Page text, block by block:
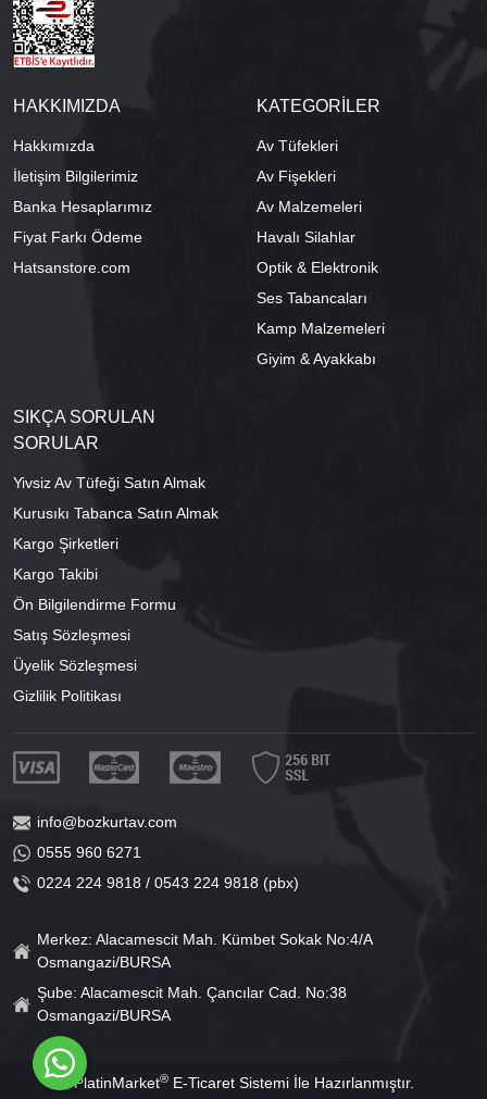
HAKKIMIZDA
Hakkımızda
İletişim Bilgilerimiz
Banka Hesaplarımız
Fiyat Farkı Ödeme
Hatsanstore.com
KATEGORİLER
Av Tüfekleri
Av Fişekleri
Av Malzemeleri
Havalı Silahlar
Optik & Elektronik
Ses Tabancaları
Kamp Malzemeleri
Giyim & Ayakkabı
SIKÇA SORULAN
SORULAR
Yivsiz Av Tüfeği Satın Almak
Kurusıkı Tabanca Satın Almak
Kargo Şirketleri
Kargo Takibi
Ön Bilgilendirme Formu
Satış Sözleşmesi
Üyelik Sözleşmesi
Gizlilik Politikası
info@bozkurtav.com
0555 960 6271
0224 224 9818 / 0543 224 9818 (pbx)
Merkez: Alacamescit Mah. Kümbet Sokak No:4/A
Osmangazi/BURSA
Şube: Alacamescit Mah. Çancılar Cad. No:38
Osmangazi/BURSA
PlatinMarket®E-Ticaret Sistemiİle Hazırlanmıştır.